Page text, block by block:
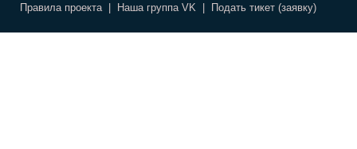
Правила проекта | Наша группа VK | Подать тикет (заявку)